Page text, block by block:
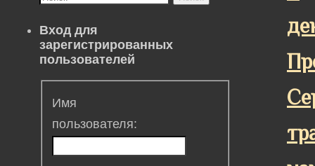
Вход для
зарегистрированных
пользователей
Имя
пользователя: